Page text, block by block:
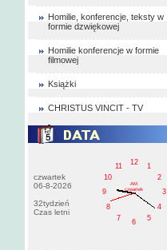
Homilie, konferencje, teksty w
formie dzwiękowej
Homilie konferencje w formie
filmowej
Książki
CHRISTUS VINCIT - TV
czwartek
06-8-2026
32tydzień
Czas letni
1
2
3
4
5
6
7
8
9
10
11
12
AM
czwartek